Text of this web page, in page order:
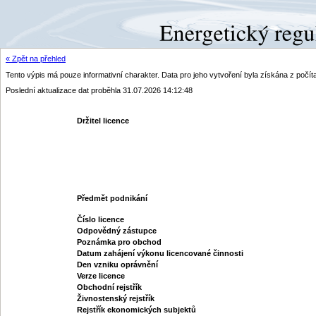
« Zpět na přehled
Tento výpis má pouze informativní charakter. Data pro jeho vytvoření byla získána z
Poslední aktualizace dat proběhla 31.07.2026 14:12:48
Držitel licence
Předmět podnikání
Číslo licence
Odpovědný zástupce
Poznámka pro obchod
Datum zahájení výkonu licencované činnosti
Den vzniku oprávnění
Verze licence
Obchodní rejstřík
Živnostenský rejstřík
Rejstřík ekonomických subjektů